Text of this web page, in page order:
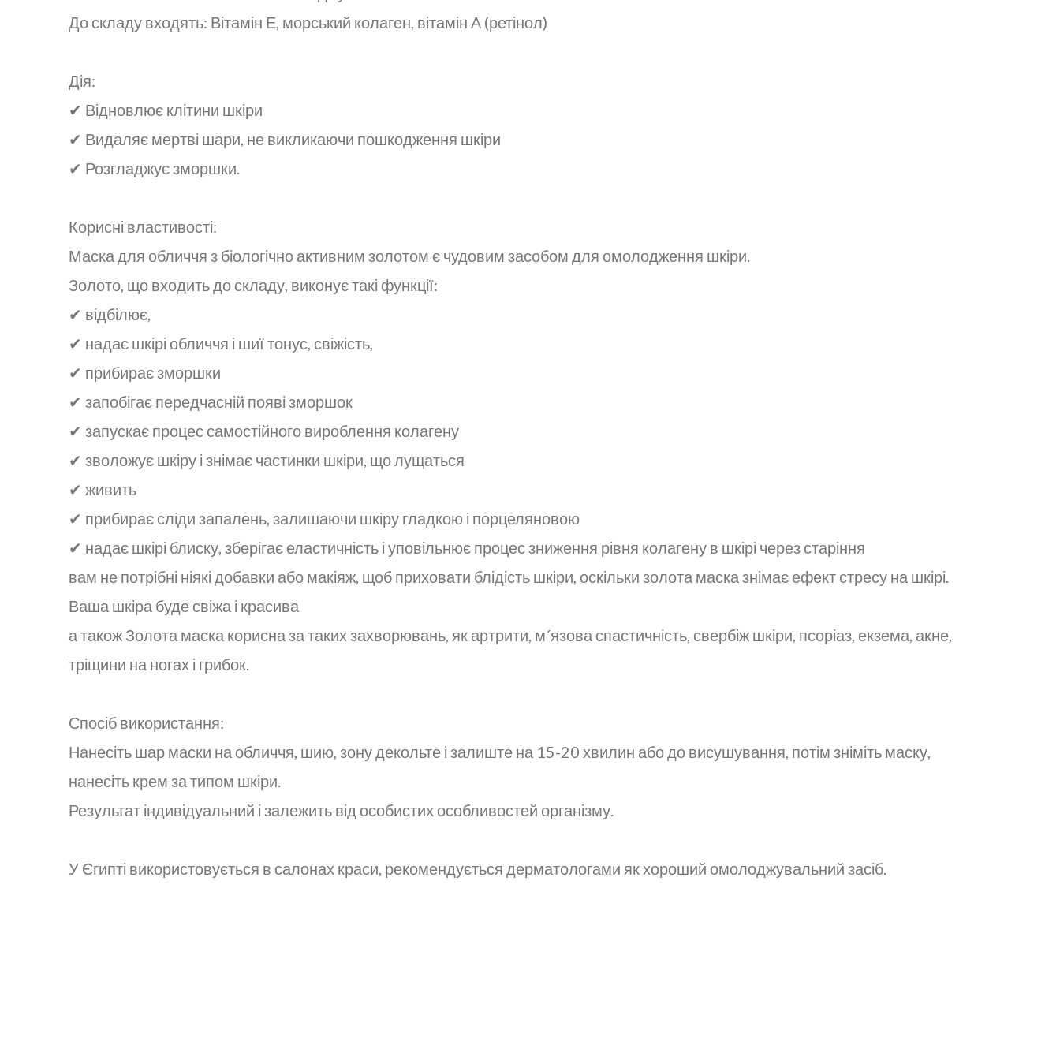
До складу входять: Вітамін Е, морський колаген, вітамін А (ретінол)
Дія:
✔ Відновлює клітини шкіри
✔ Видаляє мертві шари, не викликаючи пошкодження шкіри
✔ Розгладжує зморшки.
Корисні властивості:
Маска для обличчя з біологічно активним золотом є чудовим засобом для омолодження шкіри.
Золото, що входить до складу, виконує такі функції:
✔ відбілює,
✔ надає шкірі обличчя і шиї тонус, свіжість,
✔ прибирає зморшки
✔ запобігає передчасній появі зморшок
✔ запускає процес самостійного вироблення колагену
✔ зволожує шкіру і знімає частинки шкіри, що лущаться
✔ живить
✔ прибирає сліди запалень, залишаючи шкіру гладкою і порцеляновою
✔ надає шкірі блиску, зберігає еластичність і уповільнює процес зниження рівня колагену в шкірі через старіння
вам не потрібні ніякі добавки або макіяж, щоб приховати блідість шкіри, оскільки золота маска знімає ефект стресу на шкірі.
Ваша шкіра буде свіжа і красива
а також Золота маска корисна за таких захворювань, як артрити, м´язова спастичність, свербіж шкіри, псоріаз, екзема, акне,
тріщини на ногах і грибок.
Спосіб використання:
Нанесіть шар маски на обличчя, шию, зону декольте і залиште на 15-20 хвилин або до висушування, потім зніміть маску,
нанесіть крем за типом шкіри.
Результат індивідуальний і залежить від особистих особливостей організму.
У Єгипті використовується в салонах краси, рекомендується дерматологами як хороший омолоджувальний засіб.